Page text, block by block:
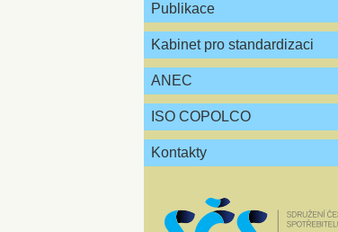
Publikace
Kabinet pro standardizaci
ANEC
ISO COPOLCO
Kontakty